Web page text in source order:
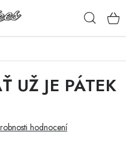
UŽ JE PÁTEK
hodnocení